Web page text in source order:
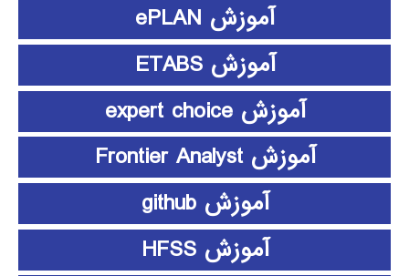
آموزش ePLAN
آموزش ETABS
آموزش expert choice
آموزش Frontier Analyst
آموزش github
آموزش HFSS